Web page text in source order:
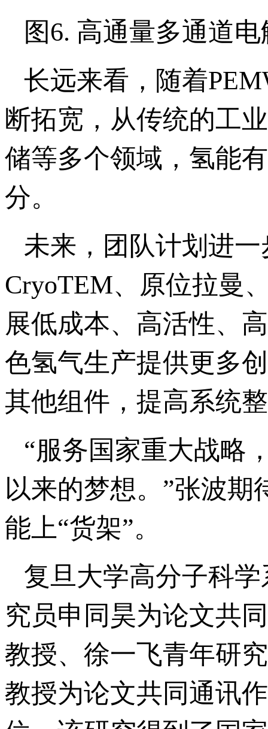
图6. 高通量多通道
长远来看，随着
断拓宽，从传统的工
储等多个领域，氢能
分。
未来，团队计划进
CryoTEM、原位拉曼
展低成本、高活性、
色氢气生产提供更多
其他组件，提高系统
“服务国家重大战略
以来的梦想。”张波期
能上“货架”。
复旦大学高分子科
究员申同昊为论文共
教授、徐一飞青年研
教授为论文共同通讯